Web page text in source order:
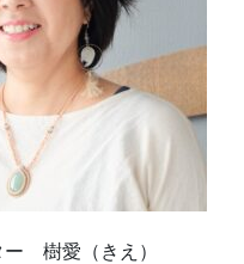
ー 樹愛（きえ）